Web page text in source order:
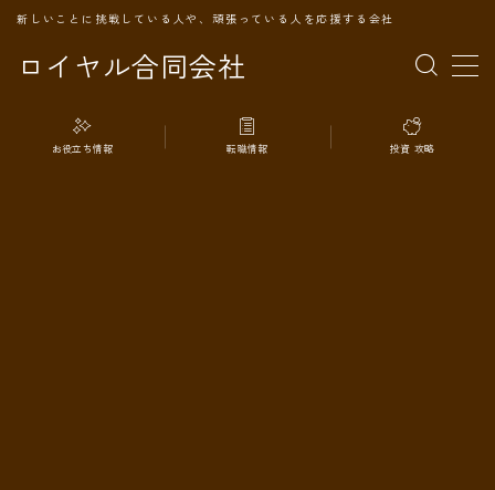
ロイヤル合同会社
新しいことに挑戦している人や、頑張っている人を応援する会社
MENU
TOPページ
お役立ち情報 転職情報 投資 攻略